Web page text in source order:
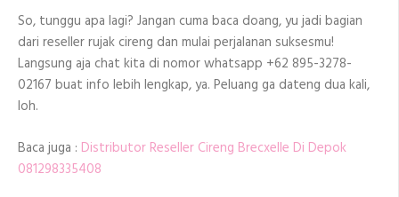
So, tunggu apa lagi? Jangan cuma baca doang, yu jadi bagian
dari reseller rujak cireng dan mulai perjalanan suksesmu!
Langsung aja chat kita di nomor whatsapp +62 895-3278-
02167 buat info lebih lengkap, ya. Peluang ga dateng dua kali,
loh.
Baca juga : Distributor Reseller Cireng Brecxelle Di Depok
081298335408